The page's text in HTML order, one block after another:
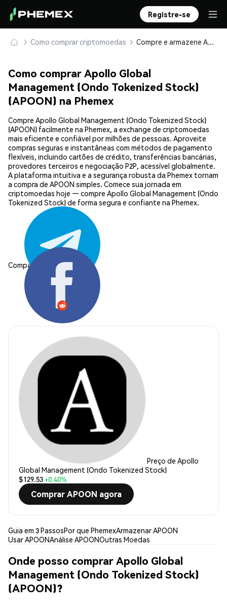
Registre-se
Como comprar criptomoedas Compre e armazene Apollo Global Management (Ondo Tokenized Stock) (APOON) com segurança
Como comprar Apollo Global
Management (Ondo Tokenized Stock)
(APOON) na Phemex
Compre Apollo Global Management (Ondo Tokenized Stock)
(APOON) facilmente na Phemex, a exchange de criptomoedas
mais eficiente e confiável por milhões de pessoas. Aproveite
compras seguras e instantâneas com métodos de pagamento
flexíveis, incluindo cartões de crédito, transferências bancárias,
provedores terceiros e negociação P2P, acessível globalmente.
A plataforma intuitiva e a segurança robusta da Phemex tornam
a compra de APOON simples. Comece sua jornada em
criptomoedas hoje — compre Apollo Global Management (Ondo
Tokenized Stock) de forma segura e confiante na Phemex.
Compartilhar:
Preço de Apollo
Global Management (Ondo Tokenized Stock)
$129.53+0.40%
Comprar APOON agora
Guia em 3 PassosPor que PhemexArmazenar APOON
Usar APOONAnálise APOONOutras Moedas
Onde posso comprar Apollo Global
Management (Ondo Tokenized Stock)
(APOON)?